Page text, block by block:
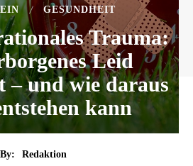
GESUNDHEIT
Trauma:
Leid
und wie daraus
kann
By:
Redaktion